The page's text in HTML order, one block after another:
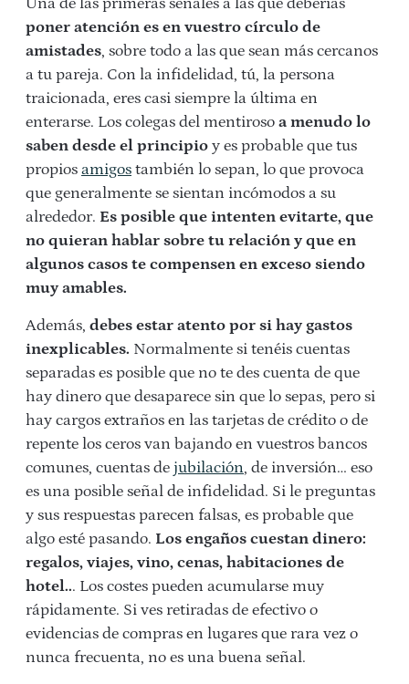
Una de las primeras señales a las que deberías
poner atención es en vuestro círculo de
amistades, sobre todo a las que sean más cercanos
a tu pareja. Con la infidelidad, tú, la persona
traicionada, eres casi siempre la última en
enterarse. Los colegas del mentiroso a menudo lo
saben desde el principio y es probable que tus
propios amigos también lo sepan, lo que provoca
que generalmente se sientan incómodos a su
alrededor. Es posible que intenten evitarte, que
no quieran hablar sobre tu relación y que en
algunos casos te compensen en exceso siendo
muy amables.
Además, debes estar atento por si hay gastos
inexplicables. Normalmente si tenéis cuentas
separadas es posible que no te des cuenta de que
hay dinero que desaparece sin que lo sepas, pero si
hay cargos extraños en las tarjetas de crédito o de
repente los ceros van bajando en vuestros bancos
comunes, cuentas de jubilación, de inversión… eso
es una posible señal de infidelidad. Si le preguntas
y sus respuestas parecen falsas, es probable que
algo esté pasando. Los engaños cuestan dinero:
regalos, viajes, vino, cenas, habitaciones de
hotel... Los costes pueden acumularse muy
rápidamente. Si ves retiradas de efectivo o
evidencias de compras en lugares que rara vez o
nunca frecuenta, no es una buena señal.